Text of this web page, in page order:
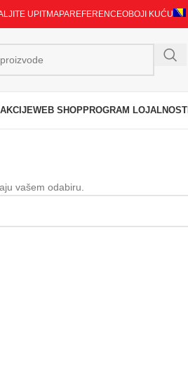
UPITMAPAREFERENCEOBOJI KUĆU
AKCIJEWEB SHOPPROGRAM LOJALNOSTI
vašem odabiru.